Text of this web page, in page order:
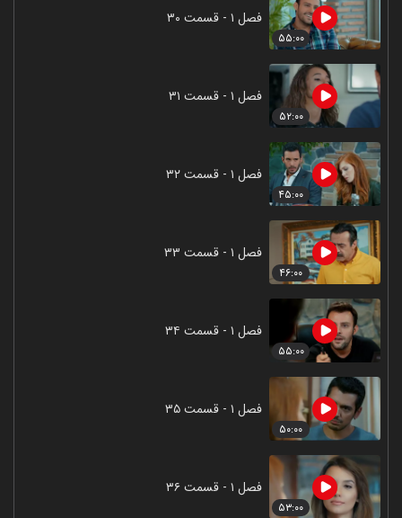
۵۵:۰۰
فصل ۱ - قسمت ۳۰
۵۲:۰۰
فصل ۱ - قسمت ۳۱
۴۵:۰۰
فصل ۱ - قسمت ۳۲
۴۶:۰۰
فصل ۱ - قسمت ۳۳
۵۵:۰۰
فصل ۱ - قسمت ۳۴
۵۰:۰۰
فصل ۱ - قسمت ۳۵
۵۳:۰۰
فصل ۱ - قسمت ۳۶